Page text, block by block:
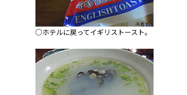
○ホテルに戻ってイギリストースト。